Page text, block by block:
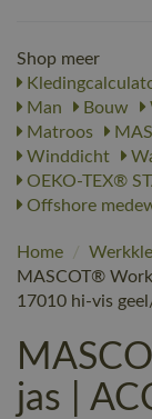
Shop meer
Man
Bouw
Matroos
Winddicht
OEKO-TEX®
Offshore
Home /
MASCOT®
17010 hi-vis
jas |